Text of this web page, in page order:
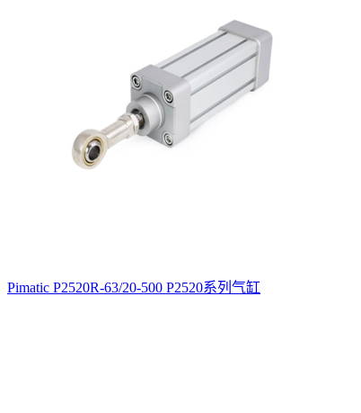
Pimatic P2520R-63/20-500 P2520系列气缸